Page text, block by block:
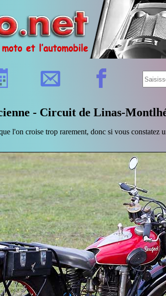
- Circuit de Linas-
l'on croise trop rarement, donc si vous